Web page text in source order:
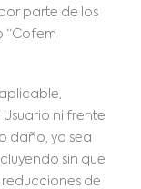
parte de los
“Cofem
ni frente
daño, ya sea
sin que
de